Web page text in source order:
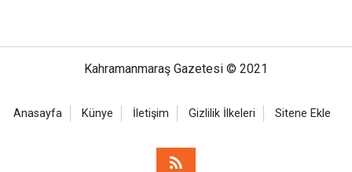
Kahramanmaraş Gazetesi © 2021
Anasayfa Künye İletişim Gizlilik İlkeleri Sitene Ekle